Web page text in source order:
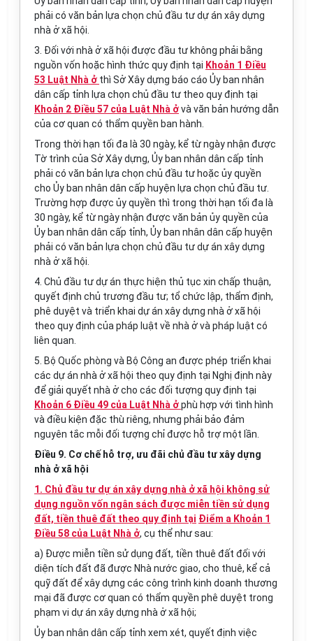
phải có văn bản lựa chọn chủ đầu tư dự án xây dựng
nhà ở xã hội.
3. Đối với nhà ở xã hội được đầu tư không phải bằng
nguồn vốn hoặc hình thức quy định tại Khoản 1 Điều
53 Luật Nhà ở thì Sở Xây dựng báo cáo Ủy ban nhân
dân cấp tỉnh lựa chọn chủ đầu tư theo quy định tại
Khoản 2 Điều 57 của Luật Nhà ởvà văn bản hướng dẫn
của cơ quan có thẩm quyền ban hành.
Trong thời hạn tối đa là 30 ngày, kể từ ngày nhận được
Tờ trình của Sở Xây dựng, Ủy ban nhân dân cấp tỉnh
phải có văn bản lựa chọn chủ đầu tư hoặc ủy quyền
cho Ủy ban nhân dân cấp huyện lựa chọn chủ đầu tư.
Trường hợp được ủy quyền thì trong thời hạn tối đa là
30 ngày, kể từ ngày nhận được văn bản ủy quyền của
Ủy ban nhân dân cấp tỉnh, Ủy ban nhân dân cấp huyện
phải có văn bản lựa chọn chủ đầu tư dự án xây dựng
nhà ở xã hội.
4. Chủ đầu tư dự án thực hiện thủ tục xin chấp thuận,
quyết định chủ trương đầu tư; tổ chức lập, thẩm định,
phê duyệt và triển khai dự án xây dựng nhà ở xã hội
theo quy định của pháp luật về nhà ở và pháp luật có
liên quan.
5. Bộ Quốc phòng và Bộ Công an được phép triển khai
các dự án nhà ở xã hội theo quy định tại Nghị định này
để giải quyết nhà ở cho các đối tượng quy định tại
Khoản 6 Điều 49 của Luật Nhà ởphù hợp với tình hình
và điều kiện đặc thù riêng, nhưng phải bảo đảm
nguyên tắc mỗi đối tượng chỉ được hỗ trợ một lần.
Điều 9. Cơ chế hỗ trợ, ưu đãi chủ đầu tư xây dựng
nhà ở xã hội
1. Chủ đầu tư dự án xây dựng nhà ở xã hội không sử
dụng nguồn vốn ngân sách được miễn tiền sử dụng
đất, tiền thuê đất theo quy định tại Điểm a Khoản 1
Điều 58 của Luật Nhà ở, cụ thể như sau:
a) Được miễn tiền sử dụng đất, tiền thuê đất đối với
diện tích đất đã được Nhà nước giao, cho thuê, kể cả
quỹ đất để xây dựng các công trình kinh doanh thương
mại đã được cơ quan có thẩm quyền phê duyệt trong
phạm vi dự án xây dựng nhà ở xã hội;
Ủy ban nhân dân cấp tỉnh xem xét, quyết định việc